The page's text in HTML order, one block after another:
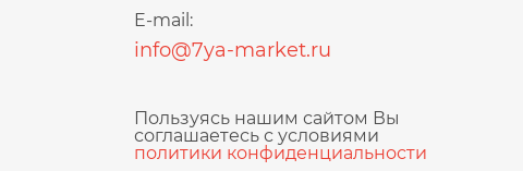
E-mail:
info@7ya-market.ru
Пользуясь нашим сайтом Вы
соглашаетесь с условиями
политики конфиденциальности